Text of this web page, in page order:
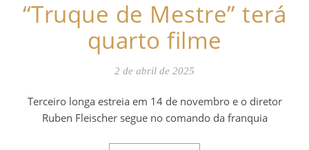
“Truque de Mestre” terá
quarto filme
2 de abril de 2025
Terceiro longa estreia em 14 de novembro e o diretor
Ruben Fleischer segue no comando da franquia